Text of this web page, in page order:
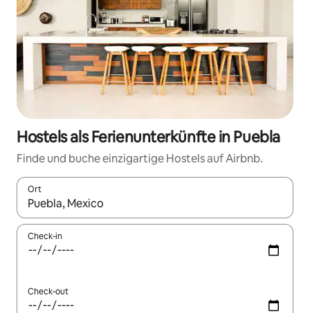
Hostels als Ferienunterkünfte in Puebla
Finde und buche einzigartige Hostels auf Airbnb.
Ort
Wenn Ergebnisse verfügbar sind, navigiere mit den
Check-in
Check-out